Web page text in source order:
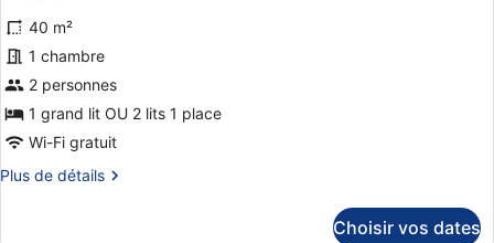
photos
pour
ce
type
de
chambre :
Chambre
40 m²
1 chambre
2 personnes
1 grand lit OU 2 lits 1 place
Wi-Fi gratuit
Plus de détails
Plus
Choisir vos dates